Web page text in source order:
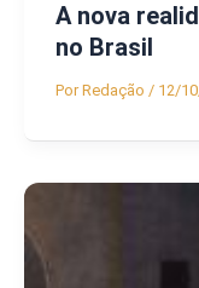
A nova
no Brasil
PorRedação / 12/